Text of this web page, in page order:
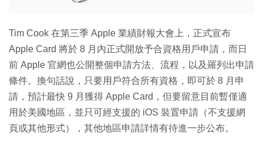
Tim Cook 在第三季 Apple 業績財報大會上，正式宣布
Apple Card 將於 8 月內正式開放予合資格用戶申請，而日
前 Apple 官網也公開整個申請方法、流程，以及羅列出申請
條件。換句話說，只要用戶符合所有資格，即可於 8 月申
請，預計最快 9 月獲得 Apple Card，但要留意目前暫僅適
用於美國地區，並只可經支援的 iOS 裝置申請（不支援網
頁或其他形式），其他地區申請詳情有待進一步公布。